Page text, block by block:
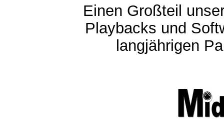
Einen Großteil
Playbacks und
langjährigen